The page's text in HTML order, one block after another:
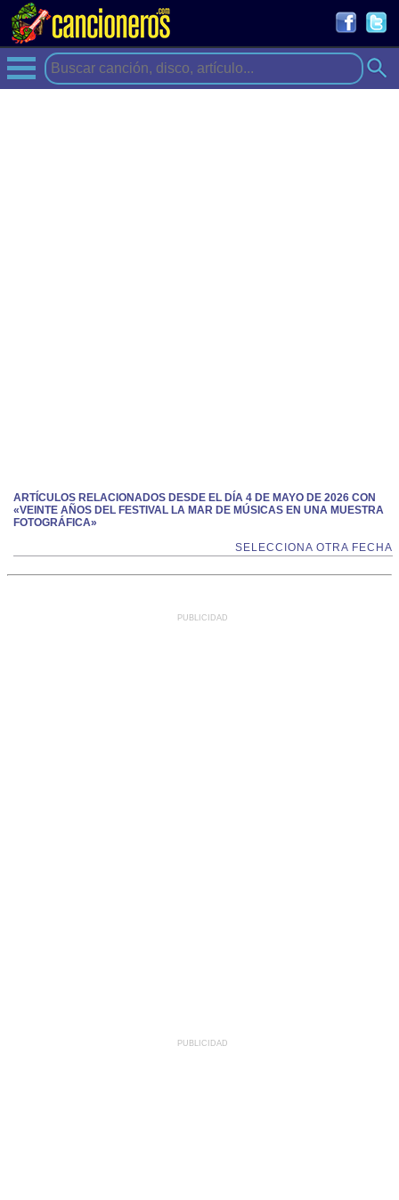
ARTÍCULOS RELACIONADOS DESDE EL DÍA 4 DE MAYO DE 2026 CON
«VEINTE AÑOS DEL FESTIVAL LA MAR DE MÚSICAS EN UNA MUESTRA
FOTOGRÁFICA»
SELECCIONA OTRA FECHA
PUBLICIDAD
PUBLICIDAD